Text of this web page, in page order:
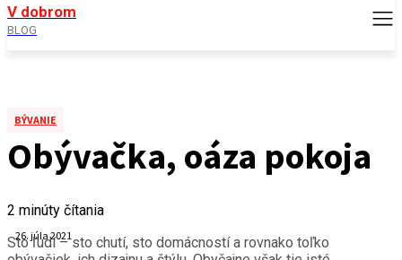
V dobrom
BLOG
BÝVANIE
Obývačka, oáza pokoja
2 minúty čítania
26. júla 2021
Sto ľudí – sto chutí, sto domácností a rovnako toľko